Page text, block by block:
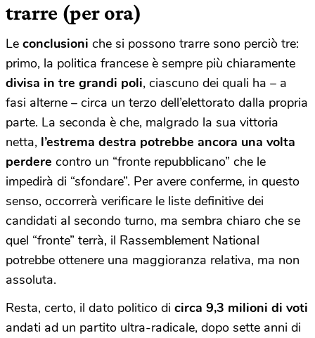
trarre (per ora)
Le conclusioni che si possono trarre sono perciò tre:
primo, la politica francese è sempre più chiaramente
divisa in tre grandi poli, ciascuno dei quali ha – a
fasi alterne – circa un terzo dell’elettorato dalla propria
parte. La seconda è che, malgrado la sua vittoria
netta, l’estrema destra potrebbe ancora una volta
perdere contro un “fronte repubblicano” che le
impedirà di “sfondare”. Per avere conferme, in questo
senso, occorrerà verificare le liste definitive dei
candidati al secondo turno, ma sembra chiaro che se
quel “fronte” terrà, il Rassemblement National
potrebbe ottenere una maggioranza relativa, ma non
assoluta.
Resta, certo, il dato politico di circa 9,3 milioni di voti
andati ad un partito ultra-radicale, dopo sette anni di